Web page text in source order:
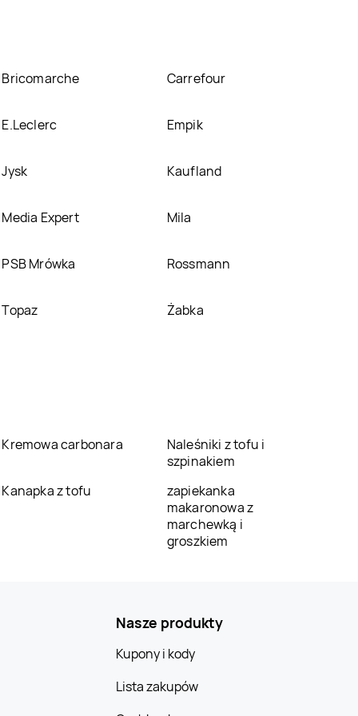
Bricomarche Carrefour
E.Leclerc Empik
Jysk Kaufland
Media Expert Mila
PSB Mrówka Rossmann
Topaz Żabka
Kremowa carbonara
Naleśniki z tofu i
szpinakiem
Kanapka z tofu
zapiekanka
makaronowa z
marchewką i
groszkiem
Nasze produkty
Kupony i kody
Lista zakupów